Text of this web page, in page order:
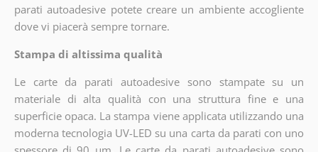
parati autoadesive potete creare un ambiente accogliente
dove vi piacerà sempre tornare.
Stampa di altissima qualità
Le carte da parati autoadesive sono stampate su un
materiale di alta qualità con una struttura fine e una
superficie opaca. La stampa viene applicata utilizzando una
moderna tecnologia UV-LED su una carta da parati con uno